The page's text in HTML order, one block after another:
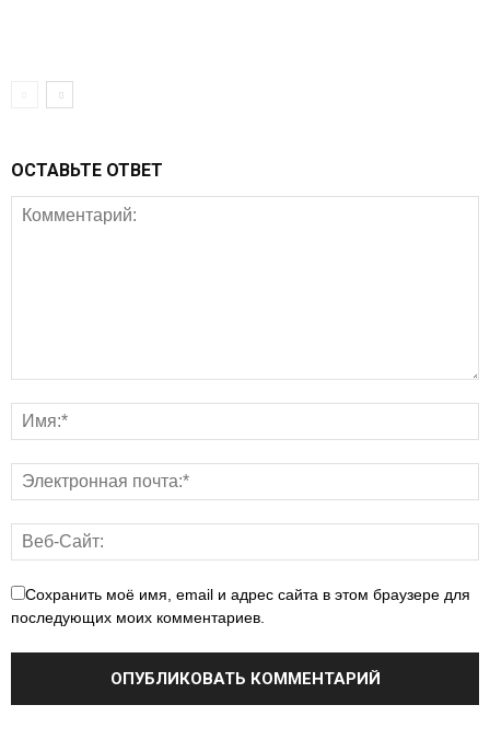
ОСТАВЬТЕ ОТВЕТ
Сохранить моё имя, email и адрес сайта в этом браузере для
последующих моих комментариев.